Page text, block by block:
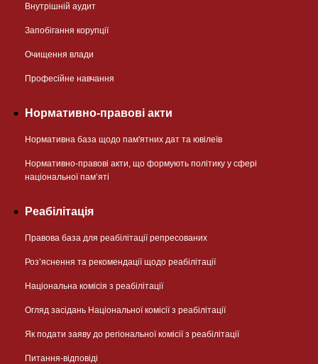
Внутрішній аудит
Запобігання корупції
Очищення влади
Професійне навчання
Нормативно-правові акти
Нормативна база щодо пам'ятних дат та ювілеїв
Нормативно-правові акти, що формують політику у сфері
національної памʼяті
Реабілітація
Правова база для реабілітації репресованих
Розʼяснення та рекомендації щодо реабілітації
Національна комісія з реабілітації
Огляд засідань Національної комісії з реабілітації
Як подати заяву до регіональної комісії з реабілітації
Питання-відповіді